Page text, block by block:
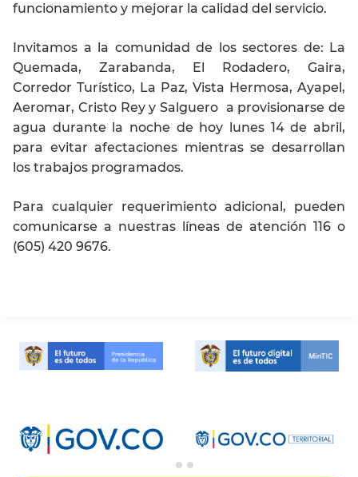
funcionamiento y mejorar la calidad del servicio.
Invitamos a la comunidad de los sectores de: La
Quemada, Zarabanda, El Rodadero, Gaira,
Corredor Turístico, La Paz, Vista Hermosa, Ayapel,
Aeromar, Cristo Rey y Salguero a provisionarse de
agua durante la noche de hoy lunes 14 de abril,
para evitar afectaciones mientras se desarrollan
los trabajos programados.
Para cualquier requerimiento adicional, pueden
comunicarse a nuestras líneas de atención 116 o
(605) 420 9676.